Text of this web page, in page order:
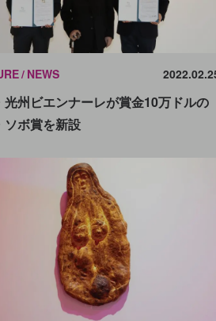
NEWS
光州ビエンナーレが賞金10万ドルの
ソボ賞を新設